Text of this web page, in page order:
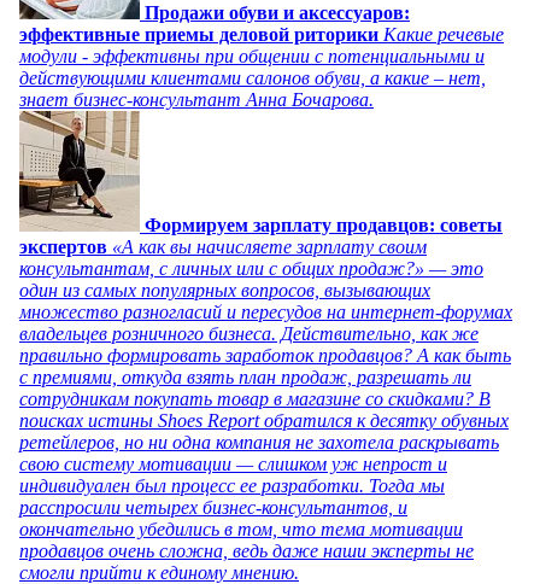
Продажи обуви и аксессуаров:
эффективные приемы деловой риторики Какие речевые
модули - эффективны при общении с потенциальными и
действующими клиентами салонов обуви, а какие – нет,
знает бизнес-консультант Анна Бочарова.
Формируем зарплату продавцов: советы
экспертов «А как вы начисляете зарплату своим
консультантам, с личных или с общих продаж?» — это
один из самых популярных вопросов, вызывающих
множество разногласий и пересудов на интернет-форумах
владельцев розничного бизнеса. Действительно, как же
правильно формировать заработок продавцов? А как быть
с премиями, откуда взять план продаж, разрешать ли
сотрудникам покупать товар в магазине со скидками? В
поисках истины Shoes Report обратился к десятку обувных
ретейлеров, но ни одна компания не захотела раскрывать
свою систему мотивации — слишком уж непрост и
индивидуален был процесс ее разработки. Тогда мы
расспросили четырех бизнес-консультантов, и
окончательно убедились в том, что тема мотивации
продавцов очень сложна, ведь даже наши эксперты не
смогли прийти к единому мнению.